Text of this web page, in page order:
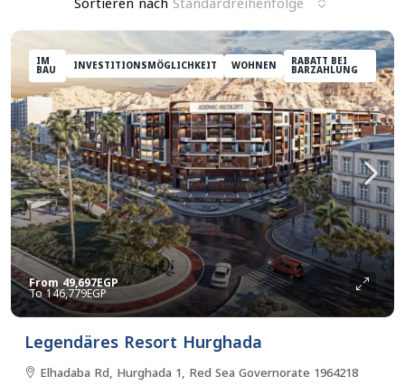
IM
BAU INVESTITIONSMÖGLICHKEIT WOHNEN RABATT BEI
BARZAHLUNG
From49,697EGP
146,779EGP
Legendäres Resort Hurghada
Elhadaba Rd, Hurghada 1, Red Sea Governorate 1964218